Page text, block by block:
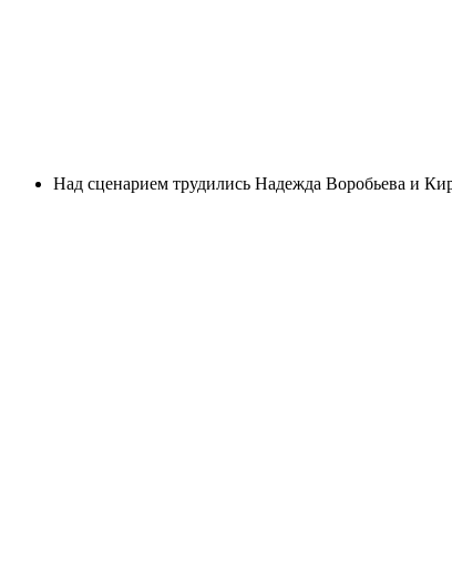
Над сценарием трудились Надежда Воробьева и